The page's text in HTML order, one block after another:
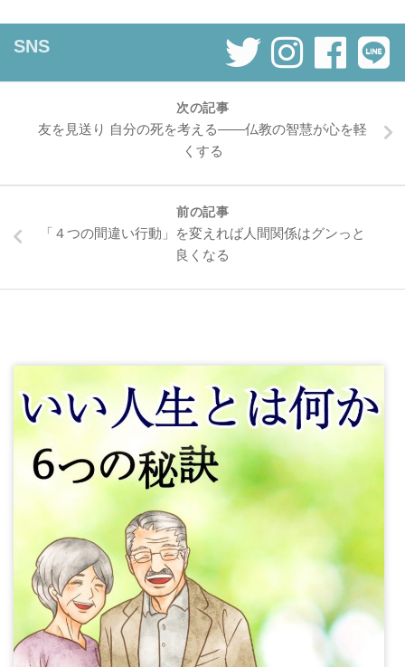
SNS
次の記事
友を見送り 自分の死を考える——仏教の智慧が心を軽
くする
前の記事
「４つの間違い行動」を変えれば人間関係はグンっと
良くなる